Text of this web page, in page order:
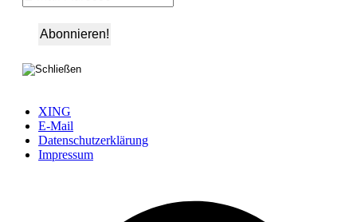
XING
E-Mail
Datenschutzerklärung
Impressum